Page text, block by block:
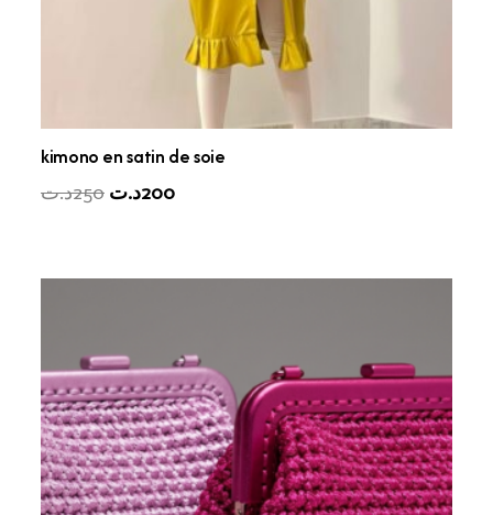
kimono en satin de soie
250د.ت
Original
250د.ت.
200د.ت
Current
200د.ت.